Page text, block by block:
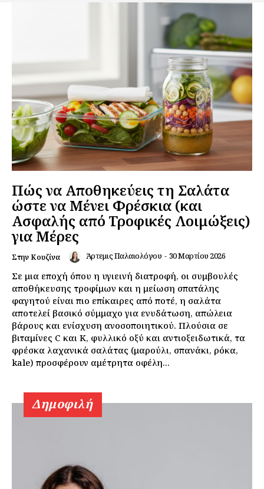
Πώς να Αποθηκεύεις τη Σαλάτα
ώστε να Μένει Φρέσκια (και
Ασφαλής από Τροφικές Λοιμώξεις)
για Μέρες
Στην Κουζίνα Άρτεμις Παλαιολόγου - 30 Μαρτίου 2026
Σε μια εποχή όπου η υγιεινή διατροφή, οι συμβουλές
αποθήκευσης τροφίμων και η μείωση σπατάλης
φαγητού είναι πιο επίκαιρες από ποτέ, η σαλάτα
αποτελεί βασικό σύμμαχο για ενυδάτωση, απώλεια
βάρους και ενίσχυση ανοσοποιητικού. Πλούσια σε
βιταμίνες C και K, φυλλικό οξύ και αντιοξειδωτικά, τα
φρέσκα λαχανικά σαλάτας (μαρούλι, σπανάκι, ρόκα,
kale) προσφέρουν αμέτρητα οφέλη...
Δημοφιλή